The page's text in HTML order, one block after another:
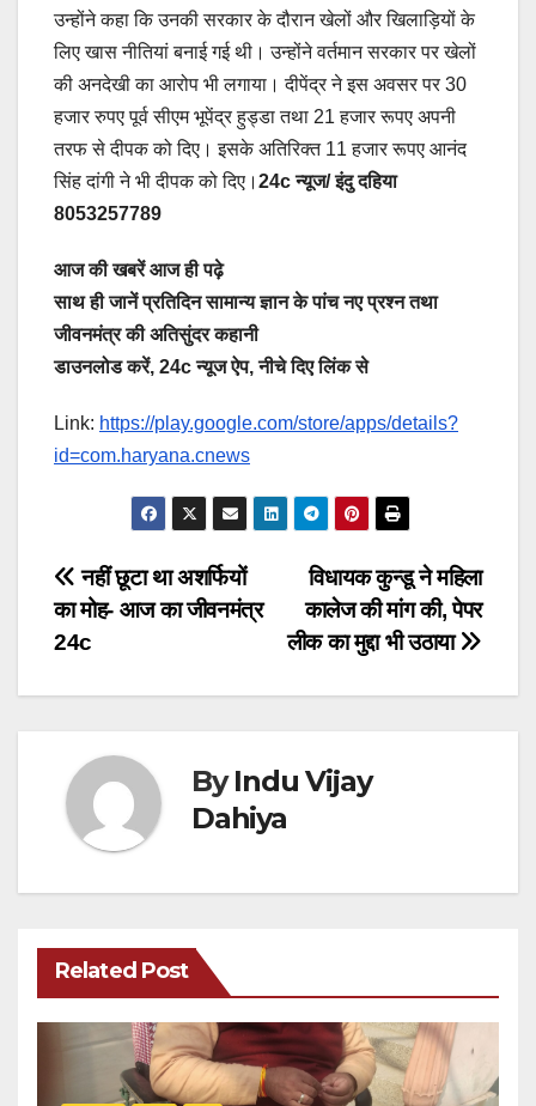
उन्होंने कहा कि उनकी सरकार के दौरान खेलों और खिलाड़ियों के
लिए खास नीतियां बनाई गई थी। उन्होंने वर्तमान सरकार पर खेलों
की अनदेखी का आरोप भी लगाया। दीपेंद्र ने इस अवसर पर 30
हजार रुपए पूर्व सीएम भूपेंद्र हुड्डा तथा 21 हजार रूपए अपनी
तरफ से दीपक को दिए। इसके अतिरिक्त 11 हजार रूपए आनंद
सिंह दांगी ने भी दीपक को दिए। 24c न्यूज/ इंदु दहिया
8053257789
आज की खबरें आज ही पढ़े
साथ ही जानें प्रतिदिन सामान्य ज्ञान के पांच नए प्रश्न तथा
जीवनमंत्र की अतिसुंदर कहानी
डाउनलोड करें, 24c न्यूज ऐप, नीचे दिए लिंक से
Link: https://play.google.com/store/apps/details?
id=com.haryana.cnews
Post
navigation
विधायक कुन्डू ने महिला
कालेज की मांग की, पेपर
लीक का मुद्दा भी उठाया
नहीं छूटा था अशर्फियों
का मोह- आज का जीवनमंत्र
24c
ByIndu Vijay
Dahiya
Related Post